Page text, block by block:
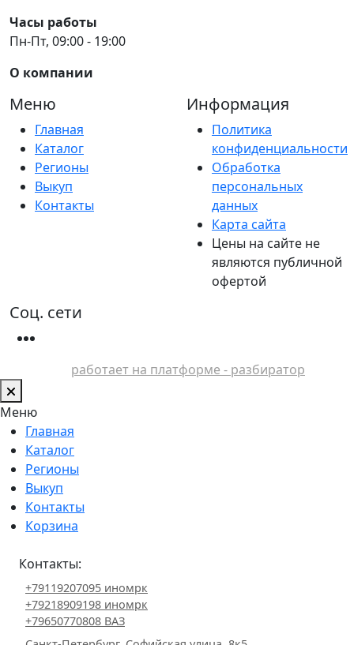
Часы работы
Пн-Пт, 09:00 - 19:00
О компании
Меню
Главная
Каталог
Регионы
Выкуп
Контакты
Информация
Политика
конфиденциальности
Обработка
персональных
данных
Карта сайта
Цены на сайте не
являются публичной
офертой
Соц. сети
работает на платформе - разбиратор
Меню
Главная
Каталог
Регионы
Выкуп
Контакты
Корзина
Контакты:
+79119207095 иномрк
+79218909198 иномрк
+79650770808 ВАЗ